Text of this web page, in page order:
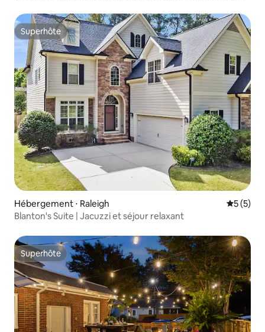
Superhôte
Superhôte
Hébergement ⋅ Raleigh
5 (5)
Blanton's Suite | Jacuzzi et séjour relaxant
Superhôte
Superhôte